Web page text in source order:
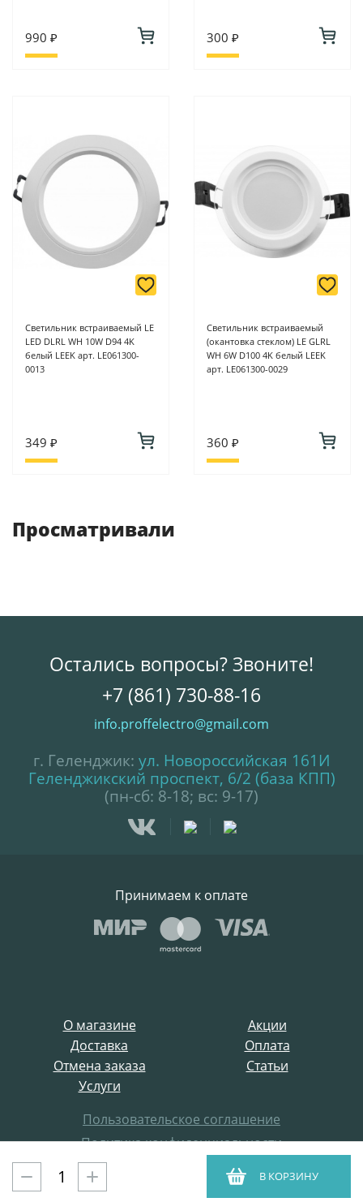
В КОРЗИНУ
990 ₽ 300 ₽
Светильник встраиваемый LE
LED DLRL WH 10W D94 4K
белый LEEK арт. LE061300-
0013
349 ₽
Светильник встраиваемый
(окантовка стеклом) LE GLRL
WH 6W D100 4K белый LEEK
арт. LE061300-0029
360 ₽
Просматривали
О магазине
Акции
Доставка
Оплата
Отмена заказа
Статьи
Услуги
Пользовательское соглашение
Политика конфиденциальности
Все права защищены
ProffElectro.ru © 2021
Остались вопросы? Звоните!
+7 (861) 730-88-16
info.proffelectro@gmail.com
г. Геленджик: ул. Новороссийская 161И
Геленджикский проспект, 6/2 (база КПП)
(пн-сб: 8-18; вс: 9-17)
Принимаем к оплате